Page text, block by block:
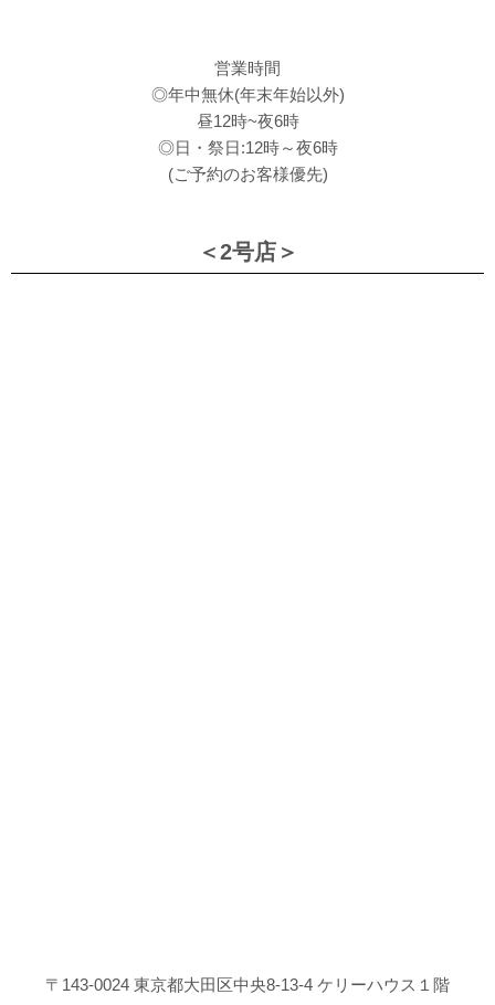
営業時間
◎年中無休(年末年始以外)
昼12時~夜6時
◎日・祭日:12時～夜6時
(ご予約のお客様優先)
＜2号店＞
〒143-0024 東京都大田区中央8-13-4 ケリーハウス１階